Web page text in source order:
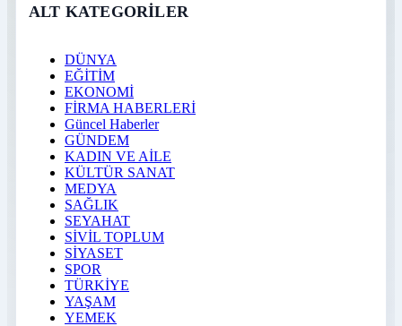
ALT KATEGORİLER
DÜNYA
EĞİTİM
EKONOMİ
FİRMA HABERLERİ
Güncel Haberler
GÜNDEM
KADIN VE AİLE
KÜLTÜR SANAT
MEDYA
SAĞLIK
SEYAHAT
SİVİL TOPLUM
SİYASET
SPOR
TÜRKİYE
YAŞAM
YEMEK